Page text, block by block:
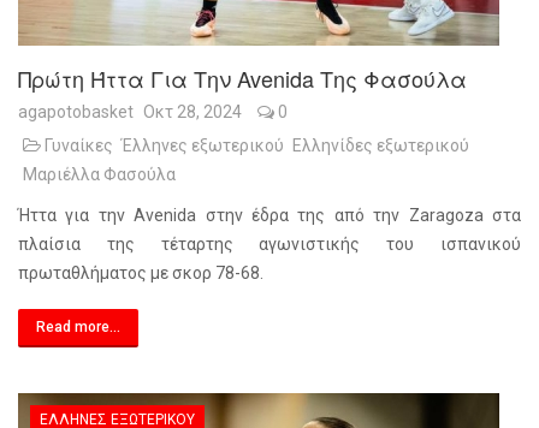
Πρώτη Ήττα Για Την Avenida Της Φασούλα
agapotobasket Οκτ 28, 2024
0
Γυναίκες Έλληνες εξωτερικού
Ελληνίδες εξωτερικού
Μαριέλλα Φασούλα
Ήττα για την Avenida στην έδρα της από την Zaragoza στα
πλαίσια της τέταρτης αγωνιστικής του ισπανικού
πρωταθλήματος με σκορ 78-68.
Read more...
ΈΛΛΗΝΕΣ ΕΞΩΤΕΡΙΚΟΎ